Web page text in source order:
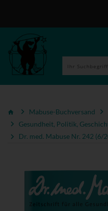
Mabuse-Buchversand
Gesundheit, Politik,
Dr. med. Mabuse Nr. 242 (6/